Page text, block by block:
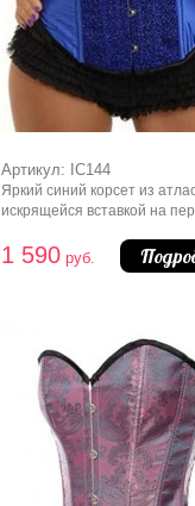
Артикул: IC144
Яркий синий корсет из
искрящейся вставкой на
ночного клуба, сделает ваш
феерически блестящим и
1 590 руб.